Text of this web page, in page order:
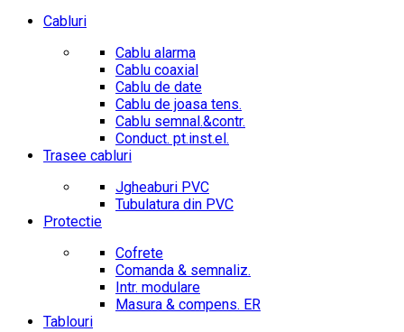
Cabluri
Cablu alarma
Cablu coaxial
Cablu de date
Cablu de joasa tens.
Cablu semnal.&contr.
Conduct. pt.inst.el.
Trasee cabluri
Jgheaburi PVC
Tubulatura din PVC
Protectie
Cofrete
Comanda & semnaliz.
Intr. modulare
Masura & compens. ER
Tablouri